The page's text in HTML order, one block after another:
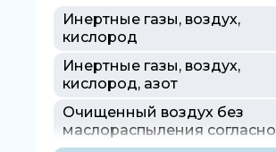
Инертные газы, воздух,
кислород
Инертные газы, воздух,
кислород, азот
Очищенный воздух без
маслораспыления согласно
ISO 8573-1:2010 [7:4:4],